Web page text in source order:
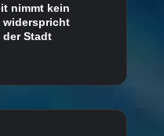
nimmt kein
widerspricht
der Stadt